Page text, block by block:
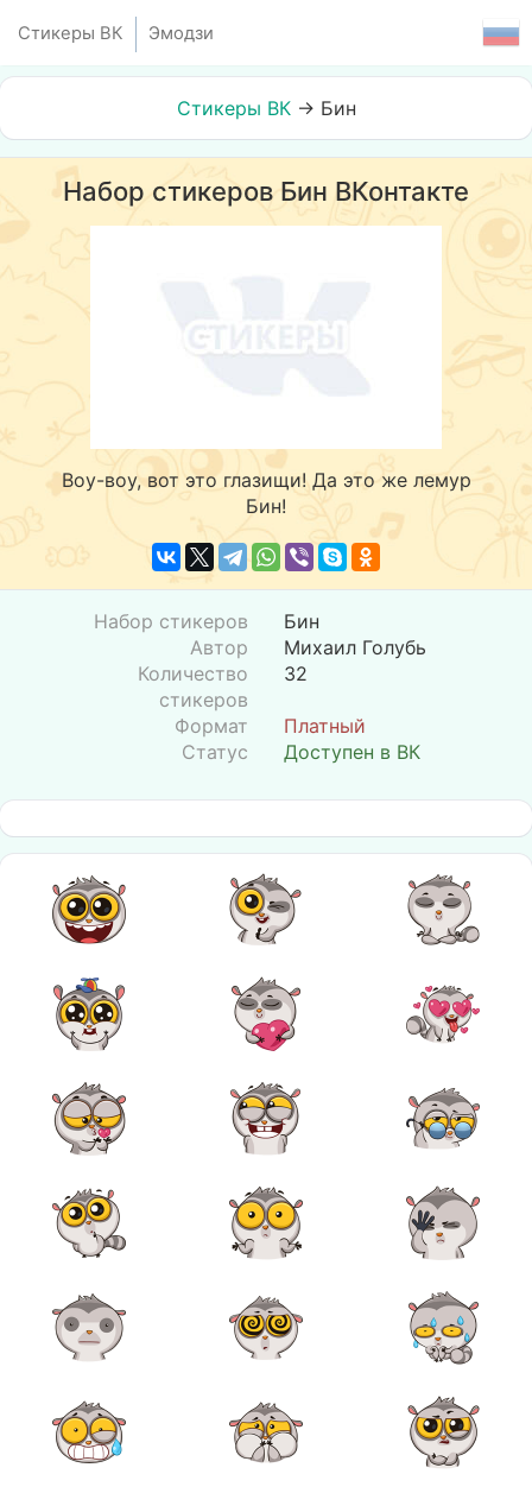
Стикеры ВК Эмодзи
Стикеры ВК→ Бин
Набор стикеров Бин ВКонтакте
Воу-воу, вот это глазищи! Да это же лемур
Бин!
Набор стикеров
Бин
Автор
Михаил Голубь
Количество
стикеров
32
Формат
Платный
Статус
Доступен в ВК